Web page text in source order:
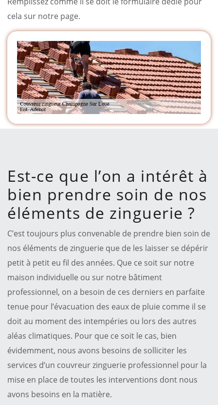
cela sur notre page.
Est-ce que l’on a intérêt à
bien prendre soin de nos
éléments de zinguerie ?
C’est toujours plus convenable de prendre bien soin de
nos éléments de zinguerie que de les laisser se dépérir
petit à petit eu fil des années. Que ce soit sur notre
maison individuelle ou sur notre bâtiment
professionnel, on a besoin de ces derniers en parfaite
tenue pour l’évacuation des eaux de pluie comme il se
doit au moment des intempéries ou lors des autres
aléas climatiques. Pour que ce soit le cas, bien
évidemment, nous avons besoins de solliciter les
services d’un couvreur zinguerie professionnel pour la
mise en place de toutes les interventions dont nous
avons besoins en la matière.